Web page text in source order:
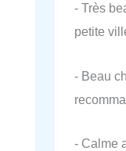
- Très
petite
- Beau
- Calme